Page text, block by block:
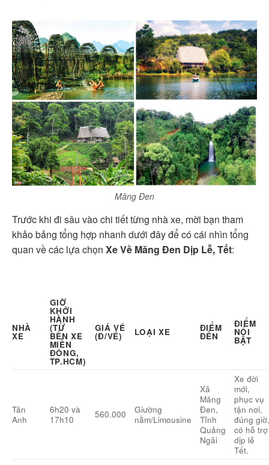
Măng Đen
Trước khi đi sâu vào chi tiết từng nhà xe, mời bạn tham
khảo bảng tổng hợp nhanh dưới đây để có cái nhìn tổng
quan về các lựa chọn Xe Về Măng Đen Dịp Lễ, Tết:
NHÀ
XE
GIỜ
KHỞI
HÀNH
(TỪ
BẾN XE
MIỀN
ĐÔNG,
TP.HCM)
GIÁ VÉ
(Đ/VÉ) LOẠI XE ĐIỂM
ĐẾN
ĐIỂM
NỔI
BẬT
Tân
Anh
6h20 và
17h10
560.000
Giường
nằm/Limousine
Xã
Măng
Đen,
Tỉnh
Quảng
Ngãi
Xe đời
mới,
phục vụ
tận nơi,
đúng giờ,
có hỗ trợ
dịp lễ
Tết.